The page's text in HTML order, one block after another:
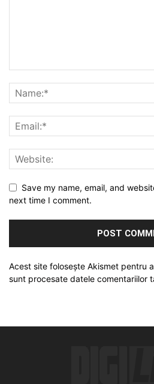
Save my name, email, and
next time I comment.
Acest site folosește Akismet pentru
sunt procesate datele comentariilor